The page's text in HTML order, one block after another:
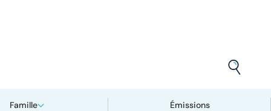
Famille Émissions